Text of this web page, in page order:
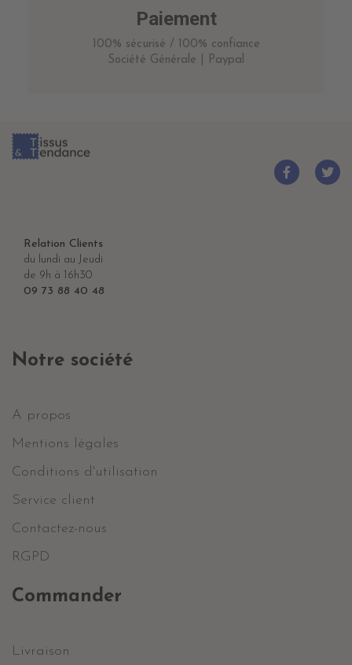
Paiement
100% sécurisé / 100% confiance
Société Générale | Paypal
Relation Clients
du lundi au Jeudi
de 9h à 16h30
09 73 88 40 48
Notre société
A propos
Mentions légales
Conditions d'utilisation
Service client
Contactez-nous
RGPD
Commander
Livraison